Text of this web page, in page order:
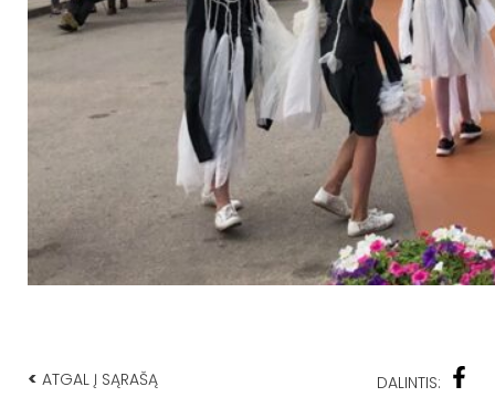
< ATGAL Į SĄRAŠĄ DALINTIS: